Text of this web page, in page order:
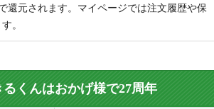
還元されます。マイページでは注文履歴や保
。
くんはおかげ様で27周年